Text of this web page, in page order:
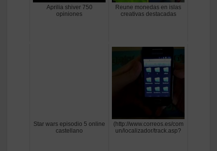
Aprilia shiver 750
opiniones
Reune monedas en islas
creativas destacadas
Star wars episodio 5 online
castellano
(http://www.correos.es/com
un/localizador/track.asp?